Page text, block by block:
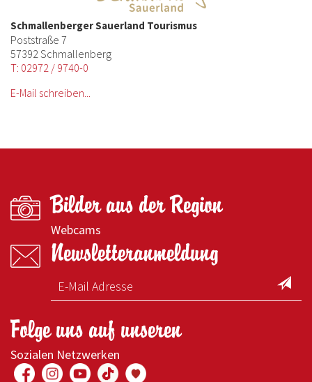
Schmallenberger Sauerland Tourismus
Poststraße 7
57392 Schmallenberg
T: 02972 / 9740-0
E-Mail schreiben...
Bilder aus der Region
Webcams
Newsletteranmeldung
Folge uns auf unseren
Sozialen Netzwerken